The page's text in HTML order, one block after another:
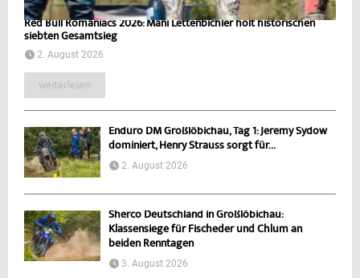
Red Bull Romaniacs 2026: Mani Lettenbichler holt historischen
siebten Gesamtsieg
2. August 2026
weiterlesen
Enduro DM Großlöbichau, Tag 1: Jeremy Sydow
dominiert, Henry Strauss sorgt für...
2. August 2026
Sherco Deutschland in Großlöbichau:
Klassensiege für Fischeder und Chlum an
beiden Renntagen
3. August 2026